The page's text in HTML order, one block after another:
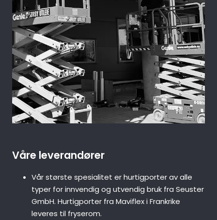
Våre leverandører
Vår største spesialitet er hurtigporter av alle
typer for innvendig og utvendig bruk fra Seuster
GmbH. Hurtigporter fra Maviflex i Frankrike
leveres til fryserom.